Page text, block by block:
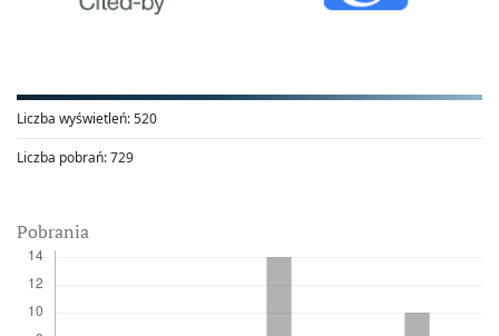
Liczba wyświetleń:520
Liczba pobrań:729
Pobrania